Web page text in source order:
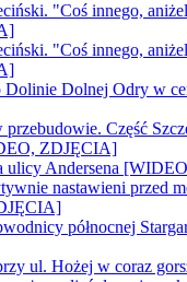
"Coś innego,
"Coś innego,
Dolinie Dolnej Odry w
przebudowie. Część
ZDJĘCIA]
ulicy Andersena
nastawieni przed
północnej
ul. Hożej w coraz